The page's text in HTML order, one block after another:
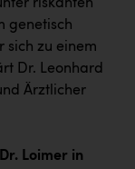
riskanten
genetisch
sich zu einem
Dr. Leonhard
Ärztlicher
Loimer in